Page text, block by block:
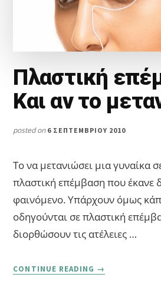
Πλαστική
Και αν το
posted on 6 ΣΕΠΤΕΜΒΡΊΟΥ 2010
Το να μετανιώσει μια γυναίκα
πλαστική επέμβαση που έκανε
φαινόμενο. Υπάρχουν όμως
οδηγούνται σε πλαστική
διορθώσουν τις ατέλειες …
CONTINUE READING
ABOUT
→